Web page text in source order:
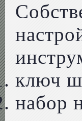
ключ
набор